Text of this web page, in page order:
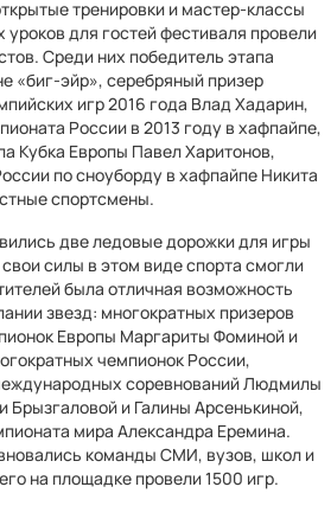
тренировки и мастер-классы
для гостей фестиваля провели
Среди них победитель этапа
«биг-эйр», серебряный призер
игр 2016 года Влад Хадарин,
России в 2013 году в хафпайпе,
Кубка Европы Павел Харитонов,
по сноуборду в хафпайпе Никита
спортсмены.
две ледовые дорожки для игры
силы в этом виде спорта смогли
была отличная возможность
звезд: многократных призеров
Европы Маргариты Фоминой и
чемпионок России,
соревнований Людмилы
Брызгаловой и Галины Арсенькиной,
мира Александра Еремина.
команды СМИ, вузов, школ и
на площадке провели 1500 игр.